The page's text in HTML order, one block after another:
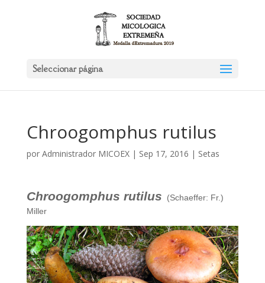
Seleccionar página
Chroogomphus rutilus
por Administrador MICOEX| Sep 17, 2016 | Setas
Chroogomphus rutilus
(Schaeffer: Fr.)
Miller